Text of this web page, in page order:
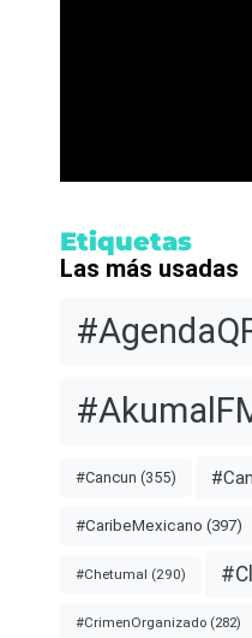
Etiquetas
Las más usadas
#Cancun (355)
#CaribeMexicano (397)
#Chetumal (290)
#CrimenOrganizado (282)